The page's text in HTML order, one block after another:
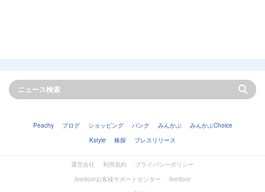
Peachy ブログ ショッピング バンク みんかぶ
みんかぶChoice
Kstyle
株探 プレスリリース
運営会社 利用規約
プライバシーポリシー
livedoorお客様サポートセンター
livedoor